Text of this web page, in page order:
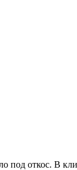
под откос. В